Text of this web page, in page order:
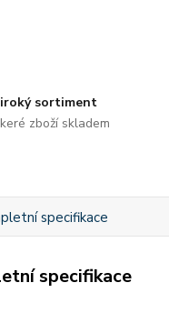
sortiment
zboží skladem
specifikace
specifikace